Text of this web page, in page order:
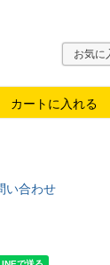
お気に
カートに入れる
い合わせ